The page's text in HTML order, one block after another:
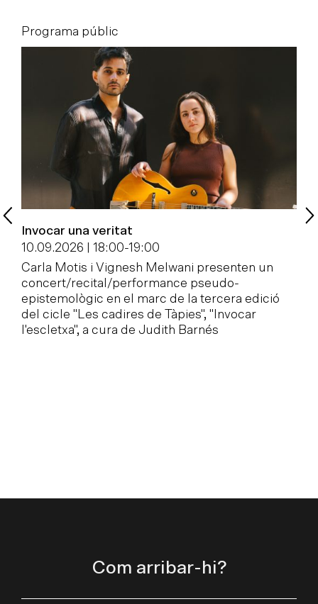
Programa públic
Invocar una veritat
10.09.2026 | 18:00-19:00
Carla Motis i Vignesh Melwani presenten un
concert/recital/performance pseudo-
epistemològic en el marc de la tercera edició
del cicle "Les cadires de Tàpies", "Invocar
l'escletxa", a cura de Judith Barnés
Com arribar-hi?